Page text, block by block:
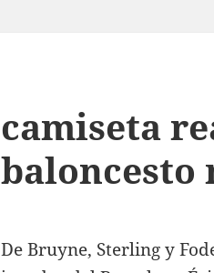
camiseta
baloncesto
De Bruyne, Sterling y